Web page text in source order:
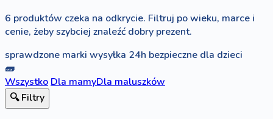
6 produktów czeka na odkrycie. Filtruj po wieku, marce i
cenie, żeby szybciej znaleźć dobry prezent.
sprawdzone marki wysyłka 24h bezpieczne dla dzieci
🧱
Wszystko Dla mamyDla maluszków
🔍 Filtry